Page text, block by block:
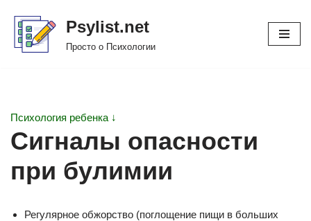
Перейти
Psylist.net
Просто о Психологии
Психология ребенка ↓
Сигналы опасности
при булимии
Регулярное обжорство (поглощение пищи в больших